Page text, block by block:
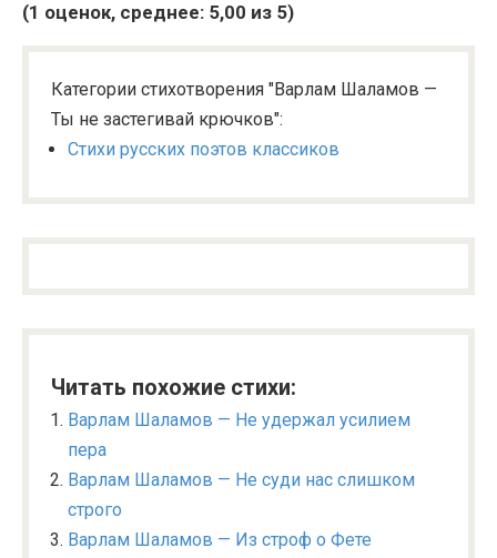
(1 оценок, среднее: 5,00 из 5)
Категории стихотворения "Варлам Шаламов —
Ты не застегивай крючков":
Стихи русских поэтов классиков
Читать похожие стихи:
Варлам Шаламов — Не удержал усилием
пера
Варлам Шаламов — Не суди нас слишком
строго
Варлам Шаламов — Из строф о Фете